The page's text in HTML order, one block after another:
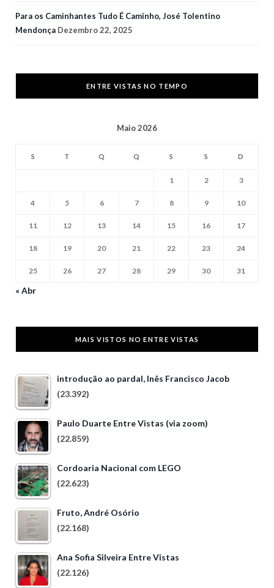
Para os Caminhantes Tudo É Caminho, José Tolentino
Mendonça Dezembro 22, 2025
ENTRE VISTAS NO TEMPO
Maio 2026
S T Q Q S S D
1 2 3
4 5 6 7 8 9 10
11 12 13 14 15 16 17
18 19 20 21 22 23 24
25 26 27 28 29 30 31
« Abr
MAIS VISTOS NO ENTRE VISTAS
introdução ao pardal, Inês Francisco Jacob
(23.392)
Paulo Duarte Entre Vistas (via zoom)
(22.859)
Cordoaria Nacional com LEGO
(22.623)
Fruto, André Osório
(22.168)
Ana Sofia Silveira Entre Vistas
(22.126)